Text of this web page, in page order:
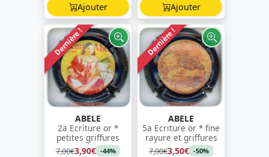
Ajouter Ajouter
Dernière !
ABELE
2a Ecriture or *
petites griffures
7,00€3,90€ -44%
Dernière !
ABELE
5a Ecriture or * fine
rayure et griffures
7,00€3,50€ -50%